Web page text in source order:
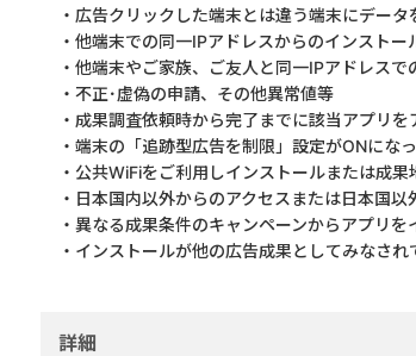
・広告クリックした端末とは違う端末にデー
・他端末での同一IPアドレスからのインストー
・他端末やご家族、ご友人と同一IPアドレスで
・不正･虚偽の申請、その他異常値等
・成果調査依頼時から完了までに該当アプリ
・端末の「追跡型広告を制限」設定がONにな
・公共WiFiをご利用しインストールまたは成果
・日本国内以外からのアクセスまたは日本国以
・異なる成果条件のキャンペーンからアプリを
・インストールが他の広告成果としてみなされ
詳細